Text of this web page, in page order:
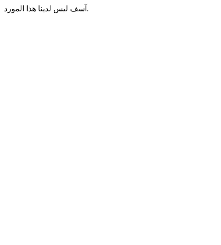
آسف ليس لدينا هذا المورد.